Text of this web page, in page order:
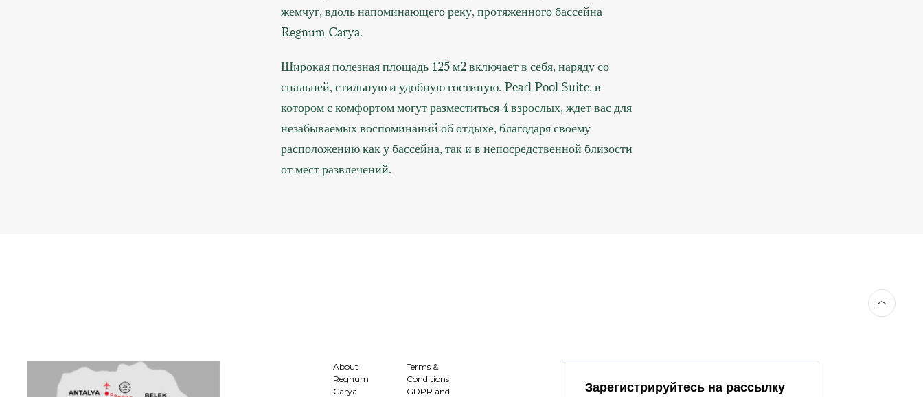
жемчуг, вдоль напоминающего реку, протяженного бассейна
Regnum Carya.
Широкая полезная площадь 125 м2 включает в себя, наряду со
спальней, стильную и удобную гостиную. Pearl Pool Suite, в
котором с комфортом могут разместиться 4 взрослых, ждет вас для
незабываемых воспоминаний об отдыхе, благодаря своему
расположению как у бассейна, так и в непосредственной близости
от мест развлечений.
About
Regnum
Carya
Terms &
Conditions
GDPR and
Зарегистрируйтесь на рассылку